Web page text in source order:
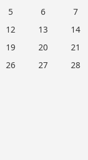
5 6 7
12 13 14
19 20 21
26 27 28